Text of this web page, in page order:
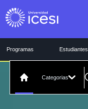
Programas Estudiantes
Categorias